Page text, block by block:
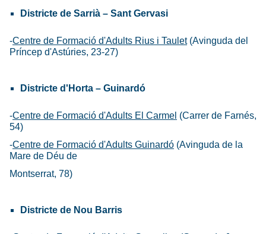
Districte de Sarrià – Sant Gervasi
-Centre de Formació d'Adults Rius i Taulet(Avinguda del
Príncep d'Astúries, 23-27)
Districte d'Horta – Guinardó
-Centre de Formació d'Adults El Carmel (Carrer de Farnés,
54)
-Centre de Formació d'Adults Guinardó (Avinguda de la
Mare de Déu de
Montserrat, 78)
Districte de Nou Barris